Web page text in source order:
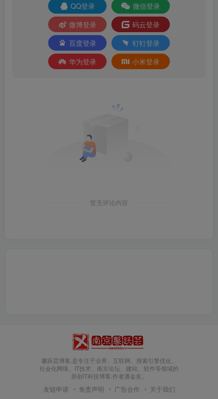
QQ登录
微信登录
微博登录
码云登录
百度登录
钉钉登录
华为登录
小米登录
暂无评论内容
馨跃芸博客,是专注于业界、互联网、搜索引擎优化、
社会化网络、IT技术、南京论坛、建站、软件等领域的
原创IT科技博客,作者潘金友。
友链申请 免责声明 广告合作 关于我们